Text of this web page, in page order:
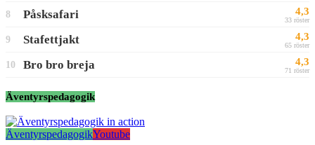
8 Påsksafari 4,3
33 röster
9 Stafettjakt 4,3
65 röster
10 Bro bro breja 4,3
71 röster
Äventyrspedagogik
ÄventyrspedagogikYoutube